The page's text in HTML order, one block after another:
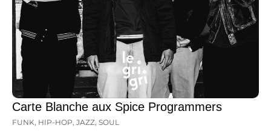
Carte Blanche aux Spice Programmers
FUNK, HIP-HOP, JAZZ, SOUL